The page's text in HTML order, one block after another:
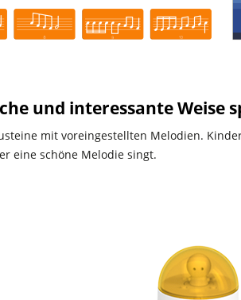
und interessante Weise
mit voreingestellten Melodien.
eine schöne Melodie singt.